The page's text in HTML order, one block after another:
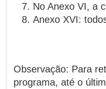
No Anexo VI, a
Anexo XVI:
Observação: Para
programa, até o